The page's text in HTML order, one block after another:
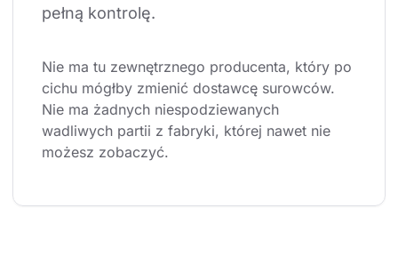
pełną kontrolę.
Nie ma tu zewnętrznego producenta, który po
cichu mógłby zmienić dostawcę surowców.
Nie ma żadnych niespodziewanych
wadliwych partii z fabryki, której nawet nie
możesz zobaczyć.